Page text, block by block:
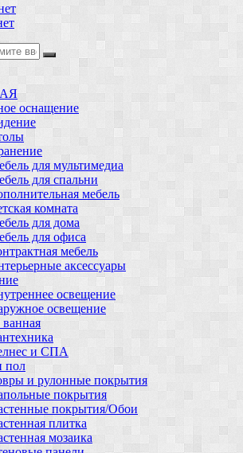
оснащение
для мультимедиа
для спальни
мебель
комната
для дома
для офиса
мебель
аксессуары
освещение
освещение
и СПА
пол
и рулонные покрытия
покрытия
покрытия/Обои
плитка
мозаика